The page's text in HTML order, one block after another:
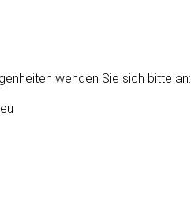
wenden Sie sich bitte an: